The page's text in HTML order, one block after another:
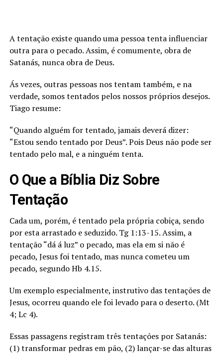
A tentação existe quando uma pessoa tenta influenciar
outra para o pecado. Assim, é comumente, obra de
Satanás, nunca obra de Deus.
Ás vezes, outras pessoas nos tentam também, e na
verdade, somos tentados pelos nossos próprios desejos.
Tiago resume:
“Quando alguém for tentado, jamais deverá dizer:
“Estou sendo tentado por Deus”. Pois Deus não pode ser
tentado pelo mal, e a ninguém tenta.
O Que a Bíblia Diz Sobre
Tentação
Cada um, porém, é tentado pela própria cobiça, sendo
por esta arrastado e seduzido. Tg 1:13-15. Assim, a
tentação “dá á luz” o pecado, mas ela em si não é
pecado, Jesus foi tentado, mas nunca cometeu um
pecado, segundo Hb 4.15.
Um exemplo especialmente, instrutivo das tentações de
Jesus, ocorreu quando ele foi levado para o deserto. (Mt
4; Lc 4).
Essas passagens registram três tentações por Satanás:
(1) transformar pedras em pão, (2) lançar-se das alturas